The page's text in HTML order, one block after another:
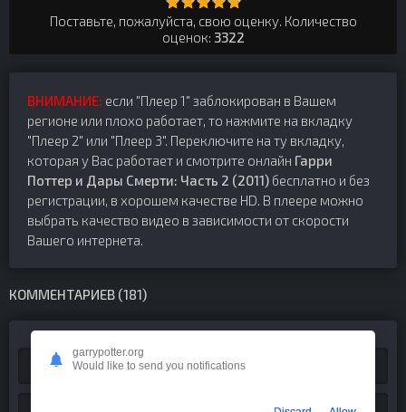
Поставьте, пожалуйста, свою оценку. Количество
оценок: 3322
ВНИМАНИЕ: если "Плеер 1" заблокирован в Вашем
регионе или плохо работает, то нажмите на вкладку
"Плеер 2" или "Плеер 3". Переключите на ту вкладку,
которая у Вас работает и смотрите онлайн Гарри
Поттер и Дары Смерти: Часть 2 (2011) бесплатно и без
регистрации, в хорошем качестве HD. В плеере можно
выбрать качество видео в зависимости от скорости
Вашего интернета.
КОММЕНТАРИЕВ (181)
garrypotter.org
Would like to send you notifications